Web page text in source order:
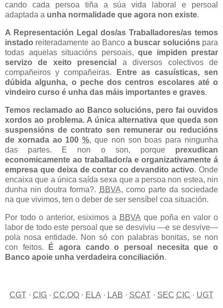
cando cada persoa tiña a súa vida laboral e persoal
adaptada a unha normalidade que agora non existe.
A Representación Legal dos/as Traballadores/as temos
instado reiteradamente ao Banco a buscar soluciónspara
todas aquelas situacións persoais, que impiden prestar
servizo de xeito presencial
a diversos colectivos de
compañeiros y compañeiras.
Entre as casuísticas, sen
dúbida algunha, o peche dos centros escolares até o
vindeiro curso é unha das máis importantes e graves.
Temos reclamado ao Banco solucións, pero fai ouvidos
xordos ao problema. A única alternativa que queda son
suspensións de contrato sen remunerar ou reducións
de xornada ao 100%, que non son boas para ningunha
das partes. E non o son, porque prexudican
economicamente ao traballador/a e organizativamente á
empresa que deixa de contar co devandito activo. Onde
encaixa que a única saída sexa que a persoa non estea, nin
dunha nin doutra forma?. BBVA, como parte da sociedade
na que vivimos, ten o deber de ser sensíbel coa situación.
Por todo o anterior, esiximos a BBVA que poña en valor o
labor de todo este persoal que se desviviu —e se desvive—
pola nosa entidade. Non só con palabras bonitas, se non
con feitos.
É agora cando o persoal necesita que o
Banco apoie unha verdadeira conciliación.
CGT · CIG · CC.OO · ELA · LAB · SCAT · SEC CIC · UGT